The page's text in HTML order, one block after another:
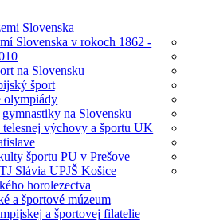
Slovenska
Slovenska v rokoch 1862 -
na Slovensku
šport
olympiády
na Slovensku
výchovy a športu UK
športu PU v Prešove
Slávia UPJŠ Košice
horolezectva
a športové múzeum
a športovej filatelie